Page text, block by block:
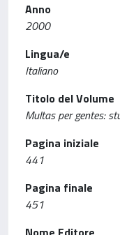
Anno
2000
Lingua/e
Italiano
Titolo del Volume
Multas per gentes:
Pagina iniziale
441
Pagina finale
451